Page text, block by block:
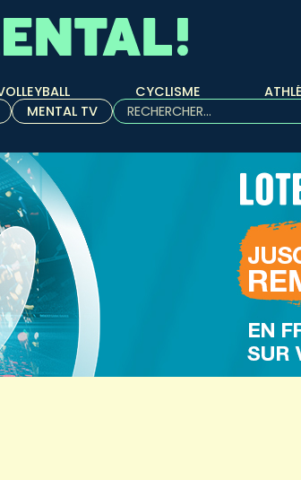
CYCLISME
MENTAL TV
Rechercher :